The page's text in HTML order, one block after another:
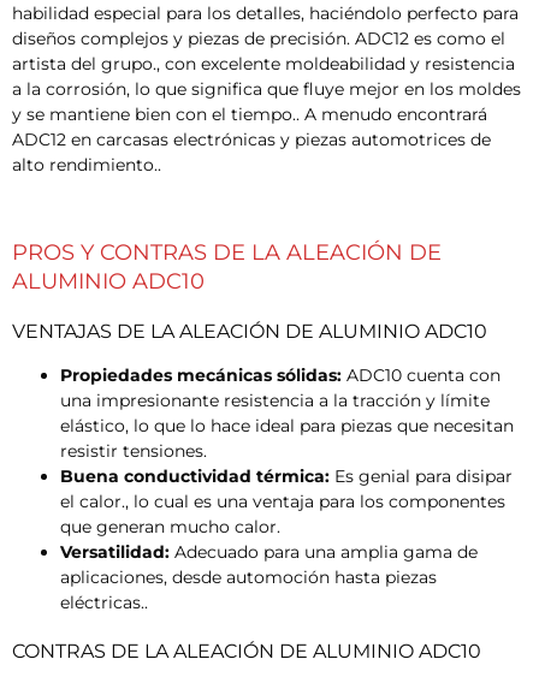
habilidad especial para los detalles, haciéndolo perfecto para
diseños complejos y piezas de precisión. ADC12 es como el
artista del grupo., con excelente moldeabilidad y resistencia
a la corrosión, lo que significa que fluye mejor en los moldes
y se mantiene bien con el tiempo.. A menudo encontrará
ADC12 en carcasas electrónicas y piezas automotrices de
alto rendimiento..
PROS Y CONTRAS DE LA ALEACIÓN DE
ALUMINIO ADC10
VENTAJAS DE LA ALEACIÓN DE ALUMINIO ADC10
Propiedades mecánicas sólidas: ADC10 cuenta con
una impresionante resistencia a la tracción y límite
elástico, lo que lo hace ideal para piezas que necesitan
resistir tensiones.
Buena conductividad térmica: Es genial para disipar
el calor., lo cual es una ventaja para los componentes
que generan mucho calor.
Versatilidad: Adecuado para una amplia gama de
aplicaciones, desde automoción hasta piezas
eléctricas..
CONTRAS DE LA ALEACIÓN DE ALUMINIO ADC10